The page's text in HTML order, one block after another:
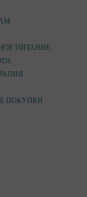
ПИТАНИЕ
ПОКУПКИ